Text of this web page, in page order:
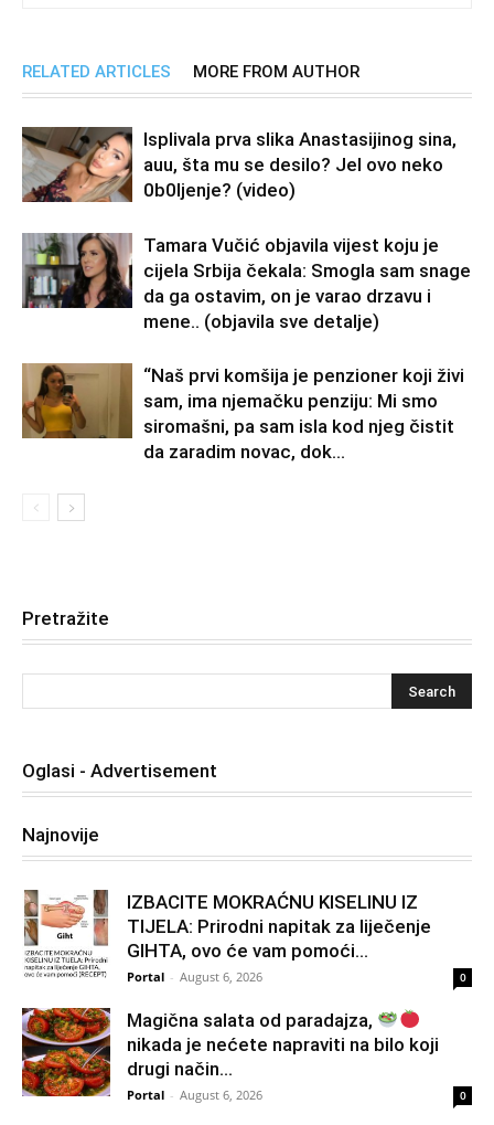
RELATED ARTICLES MORE FROM AUTHOR
Isplivala prva slika Anastasijinog sina,
auu, šta mu se desilo? Jel ovo neko
0b0Ijenje? (video)
Tamara Vučić objavila vijest koju je
cijela Srbija čekala: Smogla sam snage
da ga ostavim, on je varao drzavu i
mene.. (objavila sve detalje)
“Naš prvi komšija je penzioner koji živi
sam, ima njemačku penziju: Mi smo
siromašni, pa sam isla kod njeg čistit
da zaradim novac, dok...
Pretražite
Oglasi - Advertisement
Najnovije
IZBACITE MOKRAĆNU KISELINU IZ
TIJELA: Prirodni napitak za liječenje
GIHTA, ovo će vam pomoći...
Portal - August 6, 2026 0
Magična salata od paradajza,
nikada je nećete napraviti na bilo koji
drugi način…
Portal - August 6, 2026 0